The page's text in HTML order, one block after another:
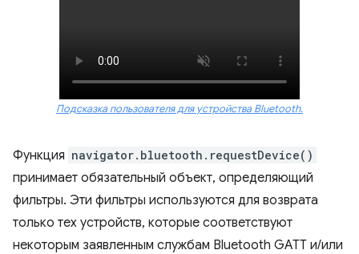
Подсказка пользователя для устройства Bluetooth.
Функция navigator.bluetooth.requestDevice()
принимает обязательный объект, определяющий
фильтры. Эти фильтры используются для возврата
только тех устройств, которые соответствуют
некоторым заявленным службам Bluetooth GATT и/или